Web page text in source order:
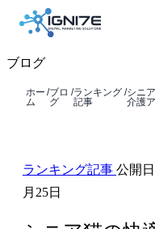
ブログ
ホー
ム
/ブロ
グ
/ランキング
記事
/シニ
介護
ランキング記事 公開
月25日